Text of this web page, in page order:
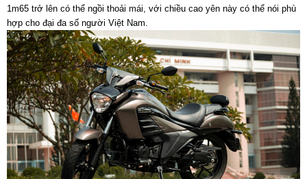
1m65 trở lên có thể ngồi thoải mái, với chiều cao yên này có thể nói phù
hợp cho đại đa số người Việt Nam.